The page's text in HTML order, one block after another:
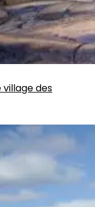
village des